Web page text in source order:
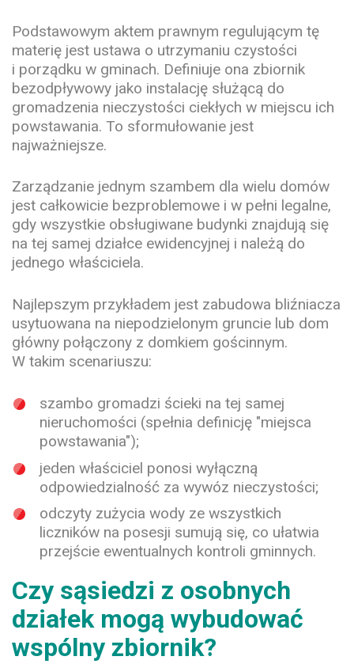
Podstawowym aktem prawnym regulującym tę
materię jest ustawa o utrzymaniu czystości
i porządku w gminach. Definiuje ona zbiornik
bezodpływowy jako instalację służącą do
gromadzenia nieczystości ciekłych w miejscu ich
powstawania. To sformułowanie jest
najważniejsze.
Zarządzanie jednym szambem dla wielu domów
jest całkowicie bezproblemowe i w pełni legalne,
gdy wszystkie obsługiwane budynki znajdują się
na tej samej działce ewidencyjnej i należą do
jednego właściciela.
Najlepszym przykładem jest zabudowa bliźniacza
usytuowana na niepodzielonym gruncie lub dom
główny połączony z domkiem gościnnym.
W takim scenariuszu:
szambo gromadzi ścieki na tej samej
nieruchomości (spełnia definicję "miejsca
powstawania");
jeden właściciel ponosi wyłączną
odpowiedzialność za wywóz nieczystości;
odczyty zużycia wody ze wszystkich
liczników na posesji sumują się, co ułatwia
przejście ewentualnych kontroli gminnych.
Czy sąsiedzi z osobnych
działek mogą wybudować
wspólny zbiornik?